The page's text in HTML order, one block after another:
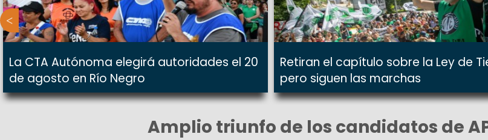
La CTA Autónoma elegirá autoridades el 20
de agosto en Río Negro
Retiran el capítulo sobre la Ley de
pero siguen las marchas
Amplio triunfo de los candidatos de